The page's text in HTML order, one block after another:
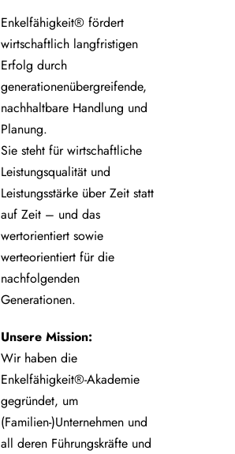
Enkelfähigkeit® fördert
wirtschaftlich langfristigen
Erfolg durch
generationenübergreifende,
nachhaltbare Handlung und
Planung.
Sie steht für wirtschaftliche
Leistungsqualität und
Leistungsstärke über Zeit statt
auf Zeit – und das
wertorientiert sowie
werteorientiert für die
nachfolgenden
Generationen.
Unsere Mission:
Wir haben die
Enkelfähigkeit®-Akademie
gegründet, um
(Familien-)Unternehmen und
all deren Führungskräfte und